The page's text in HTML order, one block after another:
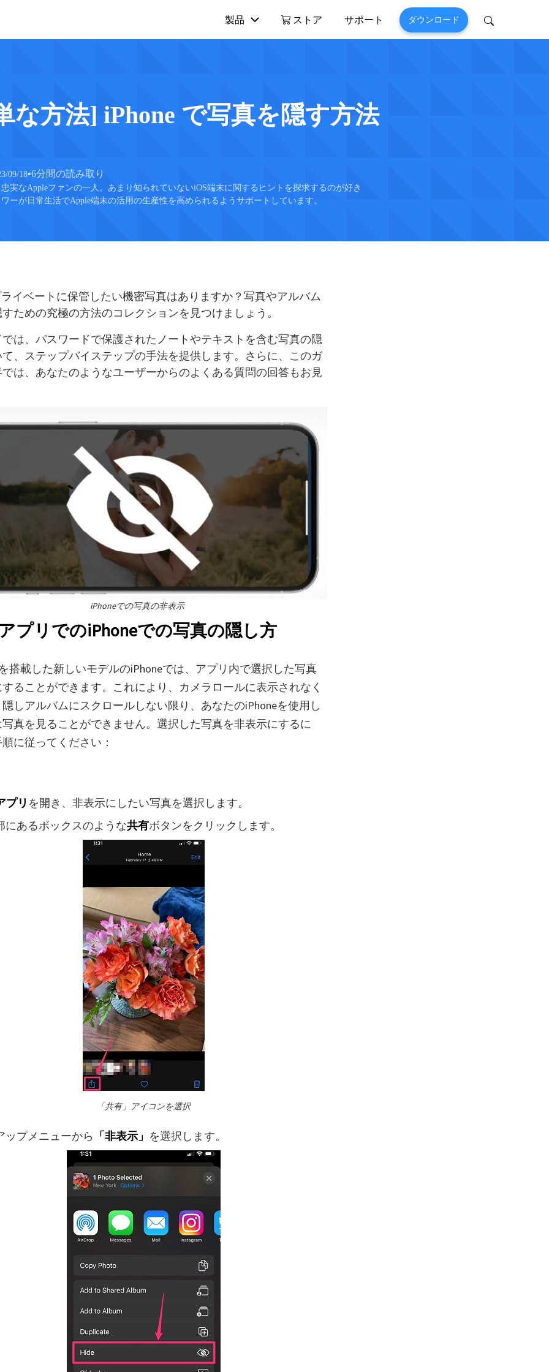
製品
iCloudアクティベーションロック解
除 >
ストア サポート ダウンロード
な方法] iPhone で写真を隠す方法
09/18•6分間の読み取り
実なAppleファンの一人。あまり知られていないiOS端末に関するヒントを探求するのが好き
ーが日常生活でApple端末の活用の生産性を高められるようサポートしています。
イベートに保管したい機密写真はありますか？写真やアルバム
ための究極の方法のコレクションを見つけましょう。
は、パスワードで保護されたノートやテキストを含む写真の隠
、ステップバイステップの手法を提供します。さらに、このガ
は、あなたのようなユーザーからのよくある質問の回答もお見
iPhoneでの写真の非表示
プリでのiPhoneでの写真の隠し方
搭載した新しいモデルのiPhoneでは、アプリ内で選択した写真
ることができます。これにより、カメラロールに表示されなく
しアルバムにスクロールしない限り、あなたのiPhoneを使用し
真を見ることができません。選択した写真を非表示にするに
に従ってください：
プリ を開き、非表示にしたい写真を選択します。
にあるボックスのような共有ボタンをクリックします。
「共有」アイコンを選択
ップメニューから 「非表示」 を選択します。